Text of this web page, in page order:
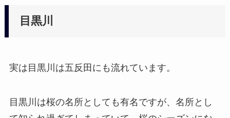
目黒川
実は目黒川は五反田にも流れています。
目黒川は桜の名所としても有名ですが、名所とし